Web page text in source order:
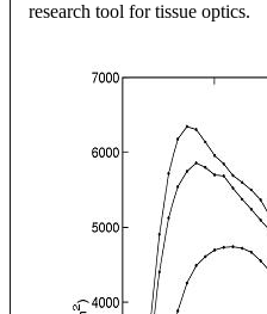
research tool for tissue optics.